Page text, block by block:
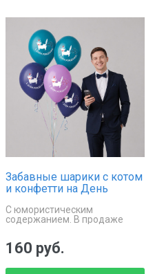
Забавные шарики с котом
и конфетти на День
С юмористическим
содержанием. В продаже
160 руб.